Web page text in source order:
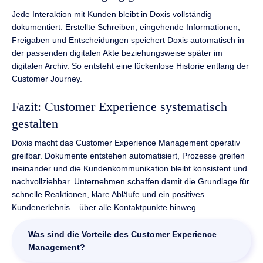
Jede Interaktion mit Kunden bleibt in Doxis vollständig
dokumentiert. Erstellte Schreiben, eingehende Informationen,
Freigaben und Entscheidungen speichert Doxis automatisch in
der passenden digitalen Akte beziehungsweise später im
digitalen Archiv. So entsteht eine lückenlose Historie entlang der
Customer Journey.
Fazit: Customer Experience systematisch
gestalten
Doxis macht das Customer Experience Management operativ
greifbar. Dokumente entstehen automatisiert, Prozesse greifen
ineinander und die Kundenkommunikation bleibt konsistent und
nachvollziehbar. Unternehmen schaffen damit die Grundlage für
schnelle Reaktionen, klare Abläufe und ein positives
Kundenerlebnis – über alle Kontaktpunkte hinweg.
Was sind die Vorteile des Customer Experience
Management?